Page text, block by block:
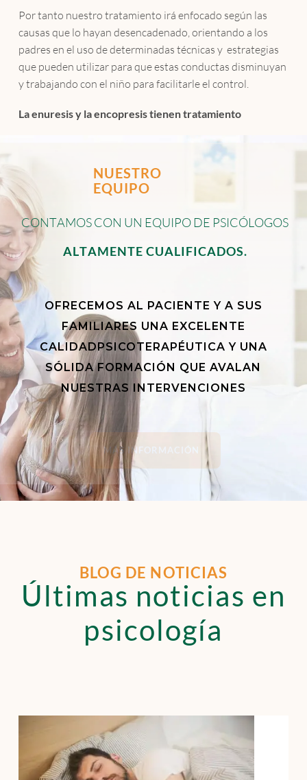
Por tanto nuestro tratamiento irá enfocado según las
causas que lo hayan desencadenado, orientando a los
padres en el uso de determinadas técnicas y estrategias
que pueden utilizar para que estas conductas disminuyan
y trabajando con el niño para facilitarle el control.
La enuresis y la encopresis tienen tratamiento
NUESTRO
EQUIPO
CONTAMOSCON UN EQUIPODE PSICÓL OGOS
ALTAMENTE CUALIFICADOS.
OFRECEMOS AL PACIENTE Y A SUS
FAMILIARES UNA EXCELENTE
CALIDADPSICOTERAPÉUTICA Y UNA
SÓLIDA FORMACIÓN QUE AVALAN
NUESTRAS INTERVENCIONES
MÁS INFORMACIÓN
BLOG DE NOTICIAS
Últimas noticias en
psicología